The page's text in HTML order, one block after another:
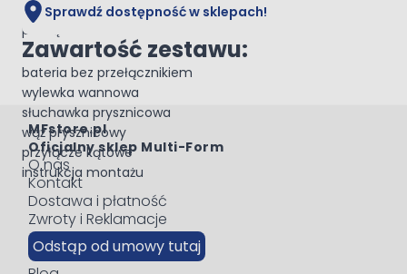
samym zadbać o środowisko jednocześnie oszczędzając
pieniądze.
Zawartość zestawu:
bateria bez przełącznikiem
wylewka wannowa
słuchawka prysznicowa
wąż prysznicowy
przyłącze kątowe
instrukcja montażu
Sprawdź dostępność w sklepach!
MFstore.pl
Oficjalny sklep Multi-Form
O nas
Kontakt
Dostawa i płatność
Zwroty i Reklamacje
Odstąp od umowy tutaj